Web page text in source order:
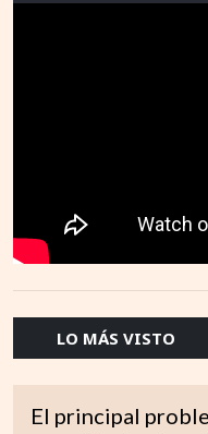
LO MÁS VISTO
El principal